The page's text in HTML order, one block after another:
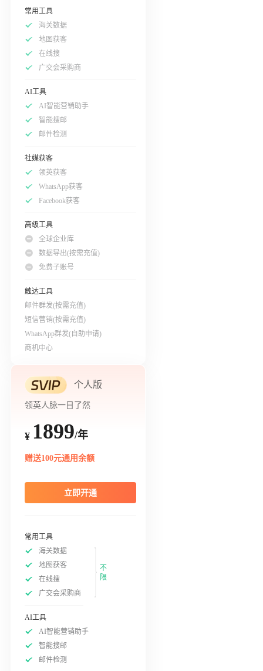
常用工具
海关数据
地图获客
在线搜
广交会采购商
AI工具
AI智能营销助手
智能搜邮
邮件检测
社媒获客
领英获客
WhatsApp获客
Facebook获客
高级工具
全球企业库
数据导出(按需充值)
免费子账号
触达工具
邮件群发(按需充值)
短信营销(按需充值)
WhatsApp群发(自助申请)
商机中心
个人版
领英人脉一目了然
¥ 1899/年
赠送100元通用余额
立即开通
常用工具
海关数据
地图获客
在线搜
广交会采购商
不
限
AI工具
AI智能营销助手
智能搜邮
邮件检测